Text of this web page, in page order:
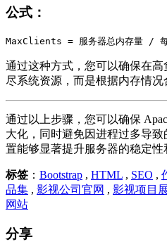
公式：
MaxClients = 服务器总内存量 / 每
通过这种方式，您可以确保在高
尽系统资源，而是根据内存情况
通过以上步骤，您可以确保
大化，同时避免因进程过多导
置能够显著提升服务器的稳定性
标签 ： Bootstrap , HTML , SEO ,
品集 , 影视公司官网 , 影视项目
网站
分享